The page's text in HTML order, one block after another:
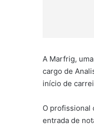
A Marfrig,
cargo de
início de
O profissional
entrada de